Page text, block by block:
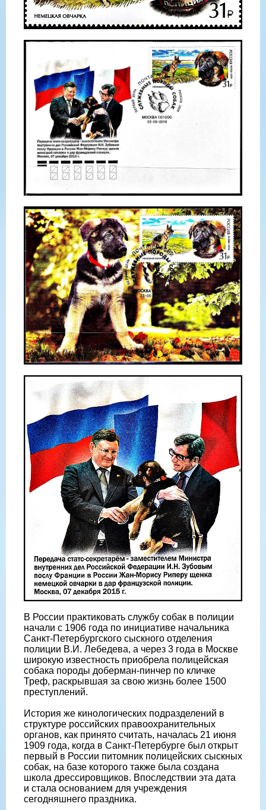
В России практиковать службу собак в полиции
начали с 1906 года по инициативе начальника
Санкт-Петербургского сыскного отделения
полиции В.И. Лебедева, а через 3 года в Москве
широкую известность приобрела полицейская
собака породы доберман-пинчер по кличке
Треф, раскрывшая за свою жизнь более 1500
преступлений.
История же кинологических подразделений в
структуре российских правоохранительных
органов, как принято считать, началась 21 июня
1909 года, когда в Санкт-Петербурге был открыт
первый в России питомник полицейских сыскных
собак, на базе которого также была создана
школа дрессировщиков. Впоследствии эта дата
и стала основанием для учреждения
сегодняшнего праздника.